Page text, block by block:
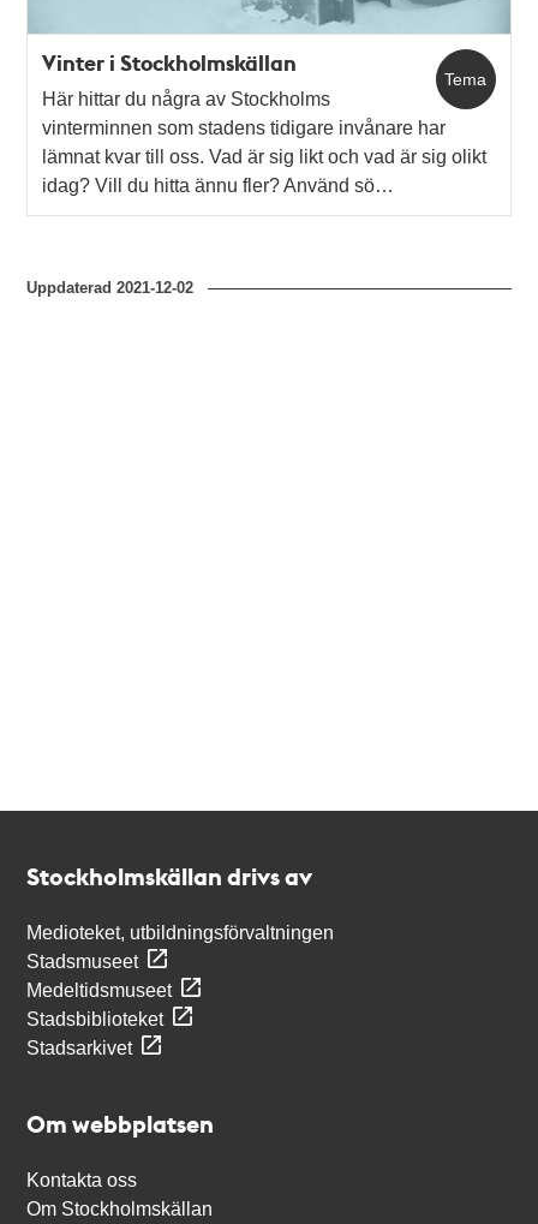
Tema
Vinter i Stockholmskällan
Här hittar du några av Stockholms
vinterminnen som stadens tidigare invånare har
lämnat kvar till oss. Vad är sig likt och vad är sig olikt
idag? Vill du hitta ännu fler? Använd sö…
Uppdaterad2021-12-02
Stockholmskällan drivs av
Medioteket, utbildningsförvaltningen
Stadsmuseet
Medeltidsmuseet
Stadsbiblioteket
Stadsarkivet
Om webbplatsen
Kontakta oss
Om Stockholmskällan